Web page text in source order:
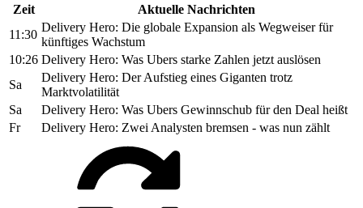
Zeit
Aktuelle Nachrichten
11:30
Delivery Hero: Die globale Expansion als Wegweiser für
künftiges Wachstum
10:26 Delivery Hero: Was Ubers starke Zahlen jetzt auslösen
Sa
Delivery Hero: Der Aufstieg eines Giganten trotz
Marktvolatilität
Sa
Delivery Hero: Was Ubers Gewinnschub für den Deal heißt
Fr
Delivery Hero: Zwei Analysten bremsen - was nun zählt